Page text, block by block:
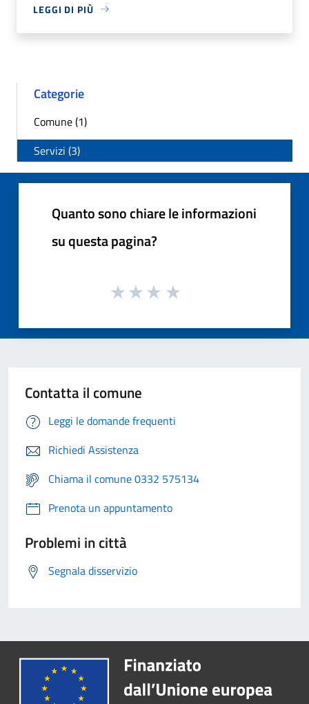
LEGGI DI PIÙ
Categorie
Comune (1)
Servizi (3)
Quanto sono chiare le informazioni
su questa pagina?
Contatta il comune
Leggi le domande frequenti
Richiedi Assistenza
Chiama il comune 0332 575134
Prenota un appuntamento
Problemi in città
Segnala disservizio